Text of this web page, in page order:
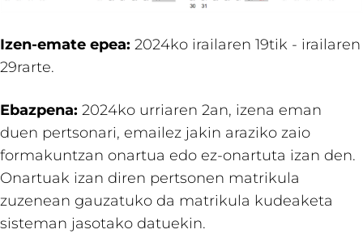
Izen-emate epea: 2024ko irailaren 19tik - irailaren
29rarte.
Ebazpena: 2024ko urriaren 2an, izena eman
duen pertsonari, emailez jakin araziko zaio
formakuntzan onartua edo ez-onartuta izan den.
Onartuak izan diren pertsonen matrikula
zuzenean gauzatuko da matrikula kudeaketa
sisteman jasotako datuekin.